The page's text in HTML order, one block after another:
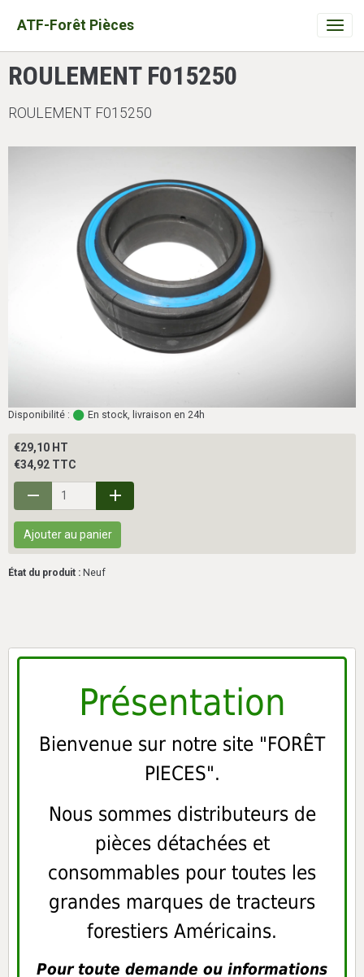
ATF-Forêt Pièces
ROULEMENT F015250
ROULEMENT F015250
Disponibilité : En stock, livraison en 24h
€29,10 HT
€34,92 TTC
Ajouter au panier
État du produit : Neuf
Présentation
Bienvenue sur notre site "FORÊT
PIECES".
Nous sommes distributeurs de
pièces détachées et
consommables pour toutes les
grandes marques de tracteurs
forestiers Américains.
Pour toute demande ou informations